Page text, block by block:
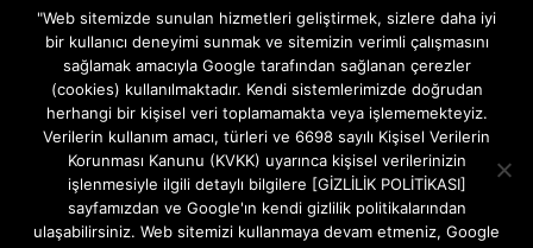
Gizlilik ve Çerezler (Cookies) Politikası
Hakkımızda
İletişim Kanalları
MODEM KURULUM
TEKNİK DESTEK
TELEVİZYON SİSTEMLERİ
"Web sitemizde sunulan hizmetleri geliştirmek, sizlere daha iyi
bir kullanıcı deneyimi sunmak ve sitemizin verimli çalışmasını
sağlamak amacıyla Google tarafından sağlanan çerezler
(cookies) kullanılmaktadır. Kendi sistemlerimizde doğrudan
herhangi bir kişisel veri toplamamakta veya işlememekteyiz.
Verilerin kullanım amacı, türleri ve 6698 sayılı Kişisel Verilerin
Korunması Kanunu (KVKK) uyarınca kişisel verilerinizin
işlenmesiyle ilgili detaylı bilgilere [GİZLİLİK POLİTİKASI]
sayfamızdan ve Google'ın kendi gizlilik politikalarından
ulaşabilirsiniz. Web sitemizi kullanmaya devam etmeniz, Google